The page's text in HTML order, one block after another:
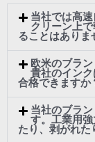
当社では高
クリーン上
ることはありま
欧米のブラ
貴社のインク
合格できますか
当社のブラ
す。工業用
たり、剥がれた